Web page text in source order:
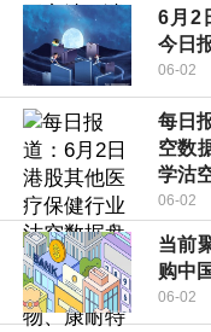
6月2
今日
06-02
每日
空数
学沽
06-02
当前
购中
06-02